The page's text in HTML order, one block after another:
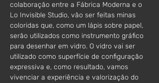
colaboração entre a Fábrica Moderna e o
Lo Invisible Studio, vão ser feitas minas
coloridas que, como um lápis sobre papel,
serão utilizados como instrumento gráfico
para desenhar em vidro. O vidro vai ser
utilizado como superfície de configuração
expressiva e, como resultado, vamos
vivenciar a experiência e valorização do